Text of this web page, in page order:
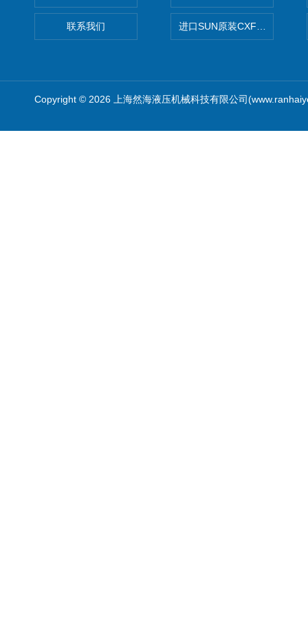
联系我们 进口SUN原装CXFAXCN导压
Copyright © 2026 上海然海液压机械科技有限公司